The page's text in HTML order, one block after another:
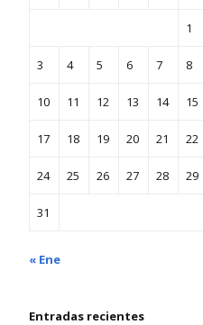
1
3 4 5 6 7 8
10 11 12 13 14 15
17 18 19 20 21 22
24 25 26 27 28 29
31
« Ene
Entradas recientes